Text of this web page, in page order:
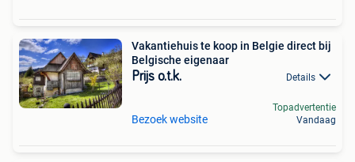
Vakantiehuis te koop in Belgie direct bij
Belgische eigenaar
Prijs o.t.k. Details
Bezoek website
Topadvertentie
Vandaag